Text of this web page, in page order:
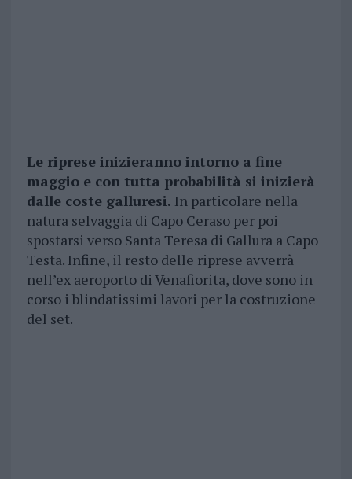
Le riprese inizieranno intorno a fine
maggio e con tutta probabilità si inizierà
dalle coste galluresi. In particolare nella
natura selvaggia di Capo Ceraso per poi
spostarsi verso Santa Teresa di Gallura a Capo
Testa. Infine, il resto delle riprese avverrà
nell’ex aeroporto di Venafiorita, dove sono in
corso i blindatissimi lavori per la costruzione
del set.